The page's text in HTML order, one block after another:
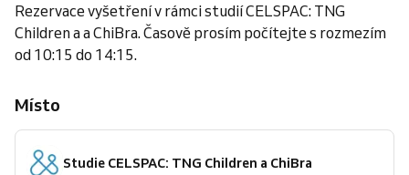
Rezervace vyšetření v rámci studií CELSPAC: TNG
Children a a ChiBra. Časově prosím počítejte s rozmezím
od 10:15 do 14:15.
Místo
Studie CELSPAC: TNG Children a ChiBra